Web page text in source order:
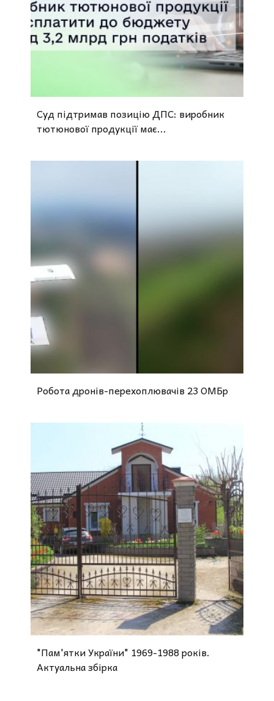
Суд підтримав позицію ДПС: виробник
тютюнової продукції має...
Робота дронів-перехоплювачів 23 ОМБр
"Пам'ятки України" 1969-1988 років.
Актуальна збірка